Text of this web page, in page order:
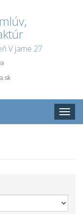
V jame 27
Toggle